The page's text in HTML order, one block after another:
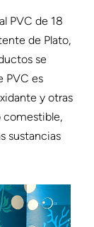
PVC de 18
de Plato,
se
PVC es
y otras
comestible,
sustancias